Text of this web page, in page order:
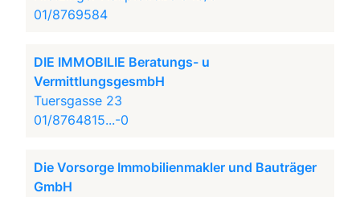
01/8769584
DIE IMMOBILIE Beratungs- u
VermittlungsgesmbH
Tuersgasse 23
01/8764815...-0
Die Vorsorge Immobilienmakler und Bauträger
GmbH